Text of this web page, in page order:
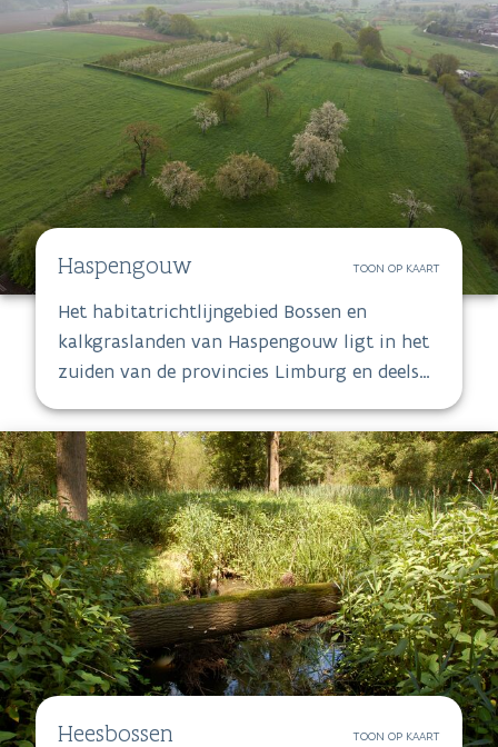
Haspengouw TOON OP KAART
Het habitatrichtlijngebied Bossen en
kalkgraslanden van Haspengouw ligt in het
zuiden van de provincies Limburg en deels
bedraagt 2604 ha, maar het is in feite een
verzameling van 24 kleinere gebiedjes
verspreid over een grote oppervlakte.
Heesbossen TOON OP KAART